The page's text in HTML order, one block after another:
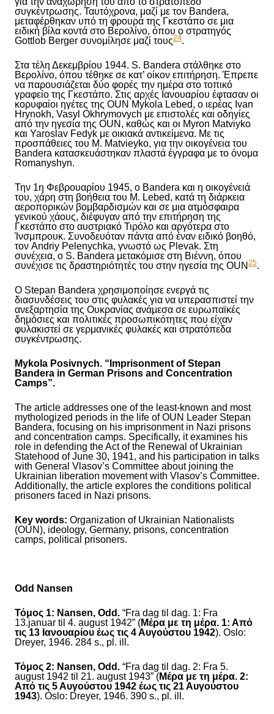
συγκέντρωσης. Ταυτόχρονα, μαζί με τον Bandera,
μεταφέρθηκαν υπό τη φρουρά της Γκεστάπο σε μια
ειδική βίλα κοντά στο Βερολίνο, όπου ο στρατηγός
Gottlob Berger συνομίλησε μαζί τους24.
Στα τέλη Δεκεμβρίου 1944. S. Bandera στάλθηκε στο
Βερολίνο, όπου τέθηκε σε κατ’ οίκον επιτήρηση. Έπρεπε
να παρουσιάζεται δύο φορές την ημέρα στο τοπικό
γραφείο της Γκεστάπο. Στις αρχές Ιανουαρίου έφτασαν οι
κορυφαίοι ηγέτες της OUN Mykola Lebed, ο ιερέας Ivan
Hrynokh, Vasyl Okhrymovych με επιστολές και οδηγίες
από την ηγεσία της OUN, καθώς και οι Myron Matviyko
και Yaroslav Fedyk με οικιακά αντικείμενα. Με τις
προσπάθειες του M. Matvieyko, για την οικογένεια του
Bandera κατασκευάστηκαν πλαστά έγγραφα με το όνομα
Romanyshyn.
Την 1η Φεβρουαρίου 1945, ο Bandera και η οικογένειά
του, χάρη στη βοήθεια του M. Lebed, κατά τη διάρκεια
αεροπορικών βομβαρδισμών και σε μια ατμόσφαιρα
γενικού χάους, διέφυγαν από την επιτήρηση της
Γκεστάπο στο αυστριακό Τιρόλο και αργότερα στο
Ίνσμπρουκ. Συνοδευόταν πάντα από έναν ειδικό βοηθό,
τον Andriy Pelenychka, γνωστό ως Plevak. Στη
συνέχεια, ο S. Bandera μετακόμισε στη Βιέννη, όπου
συνέχισε τις δραστηριότητές του στην ηγεσία της OUN 25.
Ο Stepan Bandera χρησιμοποίησε ενεργά τις
διασυνδέσεις του στις φυλακές για να υπερασπιστεί την
ανεξαρτησία της Ουκρανίας ανάμεσα σε ευρωπαϊκές
δημόσιες και πολιτικές προσωπικότητες που είχαν
φυλακιστεί σε γερμανικές φυλακές και στρατόπεδα
συγκέντρωσης.
Mykola Posivnych. “Imprisonment of Stepan
Bandera in German Prisons and Concentration
Camps”.
The article addresses one of the least-known and most
mythologized periods in the life of OUN Leader Stepan
Bandera, focusing on his imprisonment in Nazi prisons
and concentration camps. Specifically, it examines his
role in defending the Act of the Renewal of Ukrainian
Statehood of June 30, 1941, and his participation in talks
with General Vlasov’s Committee about joining the
Ukrainian liberation movement with Vlasov’s Committee.
Additionally, the article explores the conditions political
prisoners faced in Nazi prisons.
Key words: Organization of Ukrainian Nationalists
(OUN), ideology, Germany, prisons, concentration
camps, political prisoners.
Odd Nansen
Τόμος 1: Nansen, Odd. “Fra dag til dag. 1: Fra
13.januar til 4. august 1942” (Μέρα με τη μέρα. 1: Από
τις 13 Ιανουαρίου έως τις 4 Αυγούστου 1942). Oslo:
Dreyer, 1946. 284 s., pl. ill.
Τόμος 2: Nansen, Odd. “Fra dag til dag. 2: Fra 5.
august 1942 til 21. august 1943” (Μέρα με τη μέρα. 2:
Από τις 5 Αυγούστου 1942 έως τις 21 Αυγούστου
1943). Oslo: Dreyer, 1946. 390 s., pl. ill.